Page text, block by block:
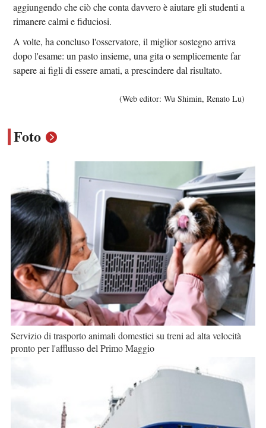
aggiungendo che ciò che conta davvero è aiutare gli studenti a
rimanere calmi e fiduciosi.
A volte, ha concluso l'osservatore, il miglior sostegno arriva
dopo l'esame: un pasto insieme, una gita o semplicemente far
sapere ai figli di essere amati, a prescindere dal risultato.
(Web editor: Wu Shimin, Renato Lu)
Foto
Servizio di trasporto animali domestici su treni ad alta velocità
pronto per l'afflusso del Primo Maggio